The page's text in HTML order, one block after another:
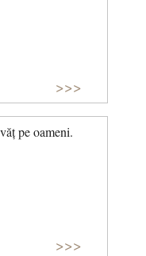
>>>
pe oameni.
>>>